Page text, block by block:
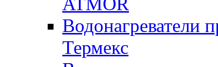
Водонагреватели
Термекс